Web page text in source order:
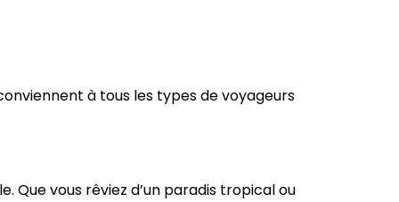
à tous les types de voyageurs
Que vous rêviez d’un paradis tropical ou